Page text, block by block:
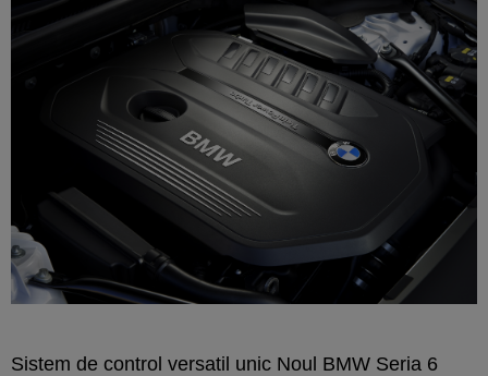
Sistem de control versatil unic Noul BMW Seria 6